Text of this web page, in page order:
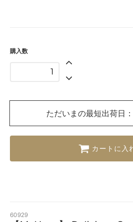
購入数
ただいまの最短出荷日：
カートに入
60929